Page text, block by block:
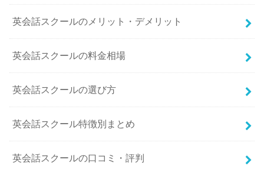
英会話スクールのメリット・デメリット
英会話スクールの料金相場
英会話スクールの選び方
英会話スクール特徴別まとめ
英会話スクールの口コミ・評判